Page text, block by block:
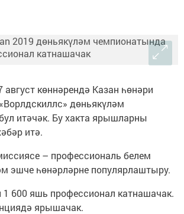
август көннәрендә Казан һөнәри
дөньякүләм
итәчәк. Бу хакта ярышларны
итә.
– профессиональ белем
эшче һөнәрләрне популярлаштыру.
600 яшь профессионал катнашачак.
ярышачак.